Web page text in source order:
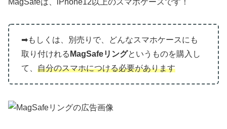
➡︎もしくは、別売りで、どんなスマホケースにも
取り付けれる MagSafeリングというものを購入し
て、 自分のスマホにつける必要があります